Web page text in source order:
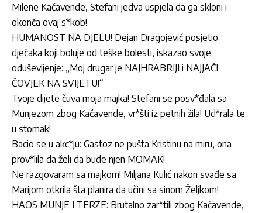
Milene Kačavende, Stefani jedva uspjela da ga skloni i
okonča ovaj s*kob!
HUMANOST NA DJELU! Dejan Dragojević posjetio
dječaka koji boluje od teške bolesti, iskazao svoje
oduševljenje: „Moj drugar je NAJHRABRIJI i NAJJAČI
ČOVJEK NA SVIJETU!“
Tvoje dijete čuva moja majka! Stefani se posv*đala sa
Munjezom zbog Kačavende, vr*šti iz petnih žila! Ud*rala te
u stomak!
Bacio se u akc*ju: Gastoz ne pušta Kristinu na miru, ona
prov*lila da želi da bude njen MOMAK!
Ne razgovaram sa majkom! Miljana Kulić nakon svađe sa
Marijom otkrila šta planira da učini sa sinom Željkom!
HAOS MUNJE I TERZE: Brutalno zar*tili zbog Kačavende,